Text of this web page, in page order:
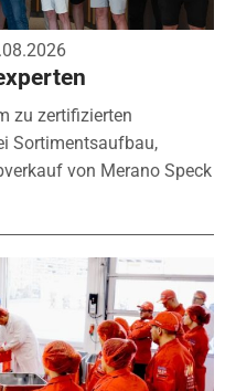
zu zertifizierten
Sortimentsaufbau,
von Merano Speck